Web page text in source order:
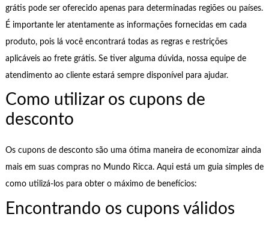
grátis pode ser oferecido apenas para determinadas regiões ou países.
É importante ler atentamente as informações fornecidas em cada
produto, pois lá você encontrará todas as regras e restrições
aplicáveis ao frete grátis. Se tiver alguma dúvida, nossa equipe de
atendimento ao cliente estará sempre disponível para ajudar.
Como utilizar os cupons de
desconto
Os cupons de desconto são uma ótima maneira de economizar ainda
mais em suas compras no Mundo Ricca. Aqui está um guia simples de
como utilizá-los para obter o máximo de benefícios:
Encontrando os cupons válidos